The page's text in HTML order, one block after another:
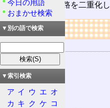
LD-XCとの伝送路を二重化
リンク
関連する用語
SLT
LD-XC
LD-MC
SDH
今日の用語
おまかせ検索
▼別の語で検索
▼索引検索
ア イ ウ エ オ
カ キ ク ケ コ